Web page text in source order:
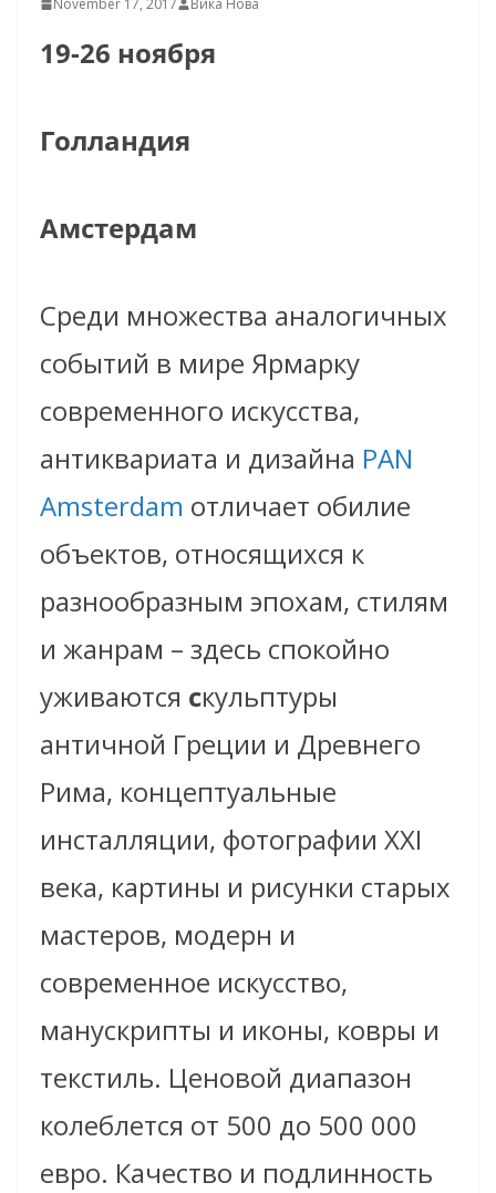
November 17, 2017 Вика Нова
19-26 ноября
Голландия
Амстердам
Среди множества аналогичных
событий в мире Ярмарку
современного искусства,
антиквариата и дизайна PAN
Amsterdam отличает обилие
объектов, относящихся к
разнообразным эпохам, стилям
и жанрам – здесь спокойно
уживаются скульптуры
античной Греции и Древнего
Рима, концептуальные
инсталляции, фотографии XXI
века, картины и рисунки старых
мастеров, модерн и
современное искусство,
манускрипты и иконы, ковры и
текстиль. Ценовой диапазон
колеблется от 500 до 500 000
евро. Качество и подлинность